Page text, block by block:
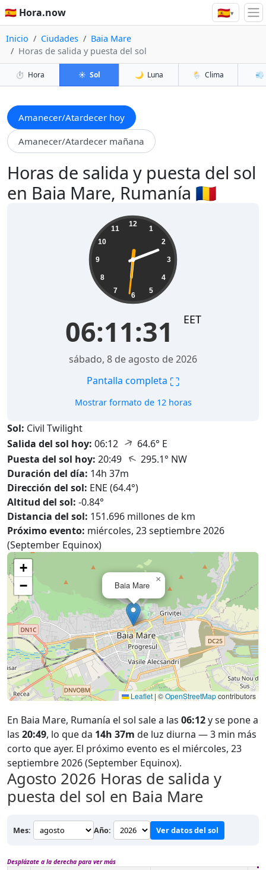
🇪🇸 Hora.now 🇪🇸▾
Inicio Ciudades
Baia Mare
Horas de salida y puesta del sol
⏱️ Hora ☀️ Sol 🌙 Luna 🌦️ Clima 💨
Amanecer/Atardecer hoy
Amanecer/Atardecer mañana
Horas de salida y puesta del sol
en Baia Mare, Rumanía 🇷🇴
12
1
2
3
4
5
6
7
8
9
10
11
06:11:33 EET
sábado, 8 de agosto de 2026
Pantalla completa ⛶
Mostrar formato de 12 horas
Sol: Civil Twilight
Salida del sol hoy: 06:12 ↑ 64.6° E
Puesta del sol hoy: 20:49 ↑ 295.1° NW
Duración del día: 14h 37m
Dirección del sol: ENE (64.4°)
Altitud del sol: -0.84°
Distancia del sol: 151.696 millones de km
Próximo evento: miércoles, 23 septiembre 2026
(September Equinox)
Baia Mare
×
+
−
Leaflet | ©OpenStreetMapcontributors
En Baia Mare, Rumanía el sol sale a las 06:12y se pone a
las 20:49, lo que da 14h 37m de luz diurna — 3 min más
corto que ayer. El próximo evento es el miércoles, 23
septiembre 2026 (September Equinox).
Agosto 2026 Horas de salida y
puesta del sol en Baia Mare
Mes: Año: Ver datos del sol
Desplázate a la derecha para ver más